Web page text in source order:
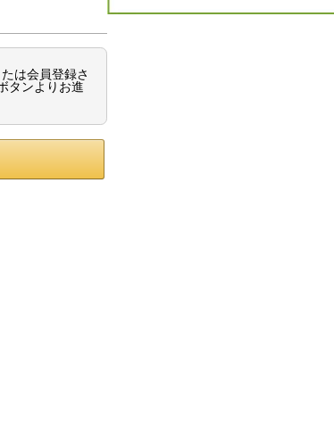
は会員登録さ
タンよりお進